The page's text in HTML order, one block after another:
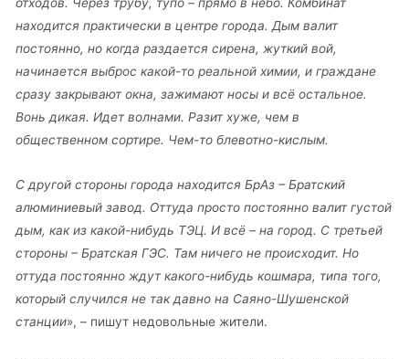
отходов. Через трубу, тупо – прямо в небо. Комбинат
находится практически в центре города. Дым валит
постоянно, но когда раздается сирена, жуткий вой,
начинается выброс какой-то реальной химии, и граждане
сразу закрывают окна, зажимают носы и всё остальное.
Вонь дикая. Идет волнами. Разит хуже, чем в
общественном сортире. Чем-то блевотно-кислым.
С другой стороны города находится БрАз – Братский
алюминиевый завод. Оттуда просто постоянно валит густой
дым, как из какой-нибудь ТЭЦ. И всё – на город. С третьей
стороны – Братская ГЭС. Там ничего не происходит. Но
оттуда постоянно ждут какого-нибудь кошмара, типа того,
который случился не так давно на Саяно-Шушенской
станции», – пишут недовольные жители.